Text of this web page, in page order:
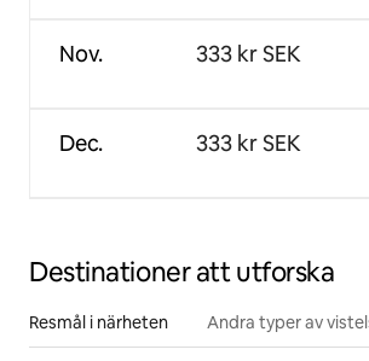
Nov.
Dec.
333 kr SEK
333 kr SEK
Destinationer att utforska
Resmål i närheten Andra typer av